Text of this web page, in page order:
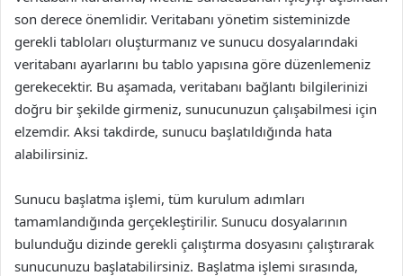
son derece önemlidir. Veritabanı yönetim sisteminizde
gerekli tabloları oluşturmanız ve sunucu dosyalarındaki
veritabanı ayarlarını bu tablo yapısına göre düzenlemeniz
gerekecektir. Bu aşamada, veritabanı bağlantı bilgilerinizi
doğru bir şekilde girmeniz, sunucunuzun çalışabilmesi için
elzemdir. Aksi takdirde, sunucu başlatıldığında hata
alabilirsiniz.
Sunucu başlatma işlemi, tüm kurulum adımları
tamamlandığında gerçekleştirilir. Sunucu dosyalarının
bulunduğu dizinde gerekli çalıştırma dosyasını çalıştırarak
sunucunuzu başlatabilirsiniz. Başlatma işlemi sırasında,